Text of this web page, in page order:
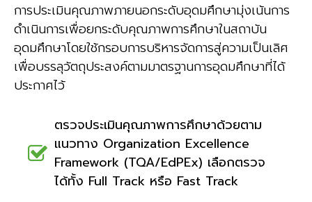
การประเมินคุณภาพภายนอกระดับอุดมศึกษามุ่งเน้นการ
ดำเนินการเพื่อยกระดับคุณภาพการศึกษาในสถาบัน
อุดมศึกษาโดยใช้กรอบการบริหารจัดการสู่ความเป็นเลิศ
เพื่อบรรลุวัตถุประสงค์ตามมาตรฐานการอุดมศึกษาที่ได้
ประกาศไว้
ตรวจประเมินคุณภาพการศึกษาด้วยตาม
แนวทาง Organization Excellence
Framework (TQA/EdPEx) เลือกตรวจ
ได้ทั้ง Full Track หรือ Fast Track